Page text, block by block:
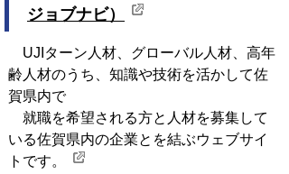
ジョブナビ）
UJIターン人材、グローバル人材、高年
齢人材のうち、知識や技術を活かして佐
賀県内で
就職を希望される方と人材を募集して
いる佐賀県内の企業とを結ぶウェブサイ
トです。